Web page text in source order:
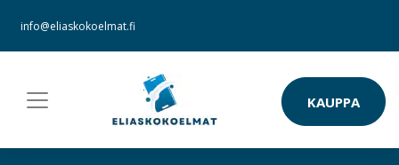
info@eliaskokoelmat.fi
KAUPPA